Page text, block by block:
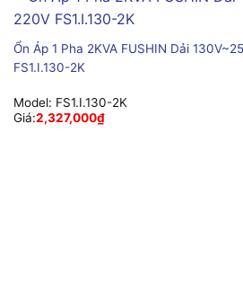
Ổn Áp 1 Pha 2KVA FUSHIN Dải
FS1.I.130-2K
Model: FS1.I.130-2K
Giá:2,327,000₫